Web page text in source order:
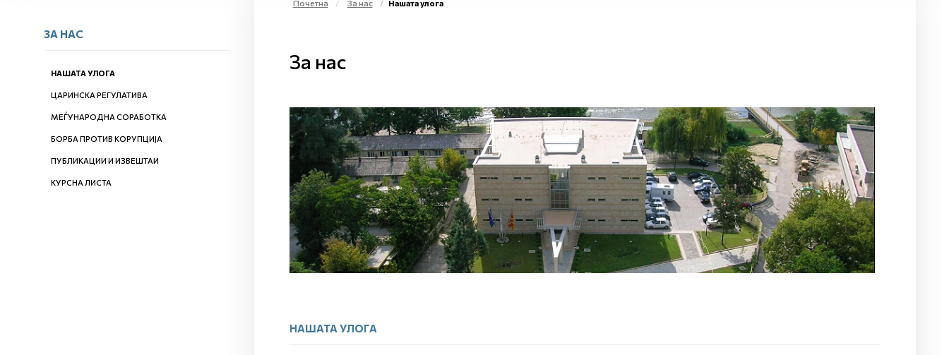
ЗА НАС
НАШАТА УЛОГА
ЦАРИНСКА РЕГУЛАТИВА
МЕЃУНАРОДНА СОРАБОТКА
БОРБА ПРОТИВ КОРУПЦИЈА
ПУБЛИКАЦИИ И ИЗВЕШТАИ
КУРСНА ЛИСТА
Почетна За нас Нашата улога
За нас
НАШАТА УЛОГА